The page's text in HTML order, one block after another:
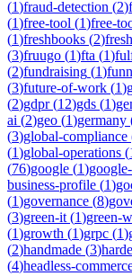
(1)fraud-detection (2)
(1)free-tool (1)free-
(1)freshbooks (2)
(3)fruugo (1)fta (1)
(2)fundraising (1)
(3)future-of-work (1)
(2)gdpr(12)gds (1)
ai (2)geo (1)germany
(3)global-compliance
(1)global-operations (
(76)google (1)
business-profile (1)
(1)governance (8)
(3)green-it (1)green-
(1)growth (1)grpc (1)
(2)handmade (3)
(4)headless-